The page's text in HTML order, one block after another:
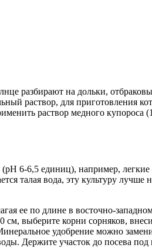
разбирают на дольки,
раствор, для приготовления
раствор медного купороса
6-6,5 единиц), например,
талая вода, эту культуру
ее по длине в восточно-
выберите корни сорняков,
удобрение можно
Держите участок до посева под